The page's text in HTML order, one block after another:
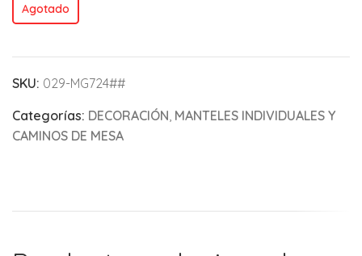
Agotado
SKU: 029-MG724##
Categorías: DECORACIÓN MANTELES INDIVIDUALES Y
CAMINOS DE MESA